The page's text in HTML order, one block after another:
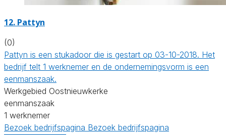
12. Pattyn
(0)
Pattyn is een stukadoor die is gestart op 03-10-2018. Het
bedrijf telt 1 werknemer en de ondernemingsvorm is een
eenmanszaak.
Werkgebied Oostnieuwkerke
eenmanszaak
1 werknemer
Bezoek bedrijfspagina Bezoek bedrijfspagina